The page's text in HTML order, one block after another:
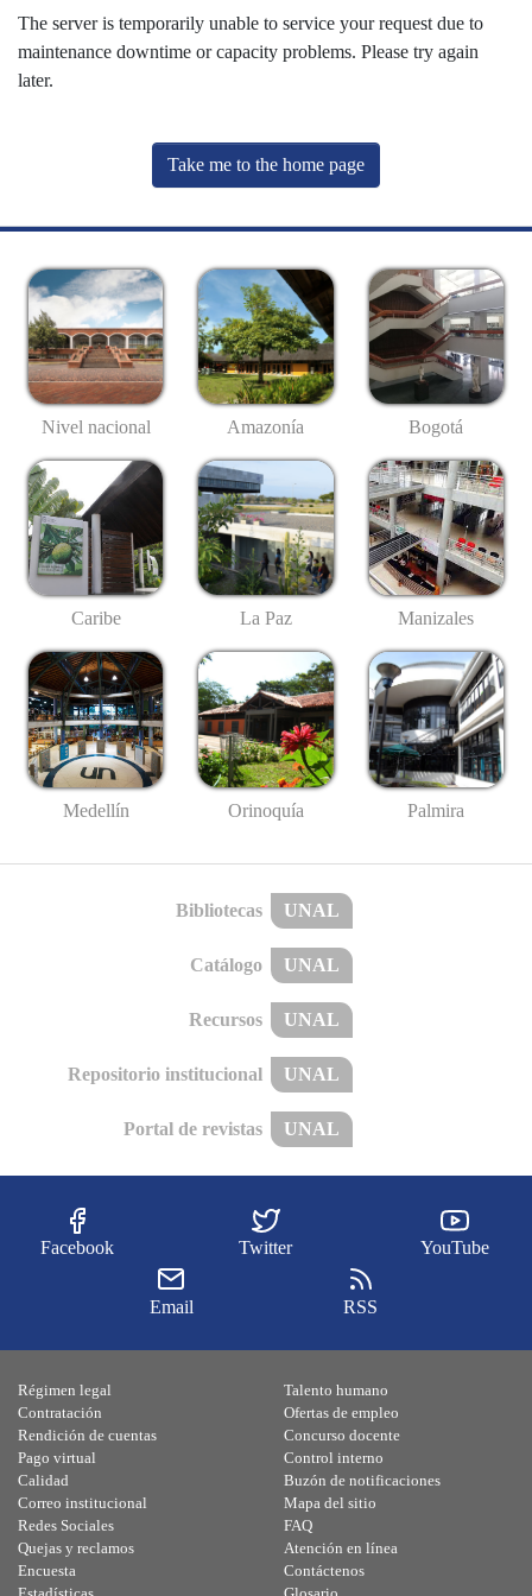
The server is temporarily unable to service your request due to
maintenance downtime or capacity problems. Please try again
later.
Take me to the home page
Nivel nacional Amazonía Bogotá
Caribe La Paz Manizales
Medellín Orinoquía Palmira
Bibliotecas UNAL
Catálogo UNAL
Recursos UNAL
Repositorio institucional UNAL
Portal de revistas UNAL
Facebook Twitter YouTube
Email RSS
Régimen legal
Contratación
Rendición de cuentas
Pago virtual
Calidad
Talento humano
Ofertas de empleo
Concurso docente
Control interno
Buzón de notificaciones
Correo institucional
Redes Sociales
Quejas y reclamos
Encuesta
Mapa del sitio
FAQ
Atención en línea
Contáctenos